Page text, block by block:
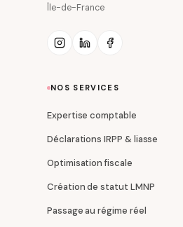
Île-de-France
NOS SERVICES
Expertise comptable
Déclarations IRPP & liasse
Optimisation fiscale
Création de statut LMNP
Passage au régime réel